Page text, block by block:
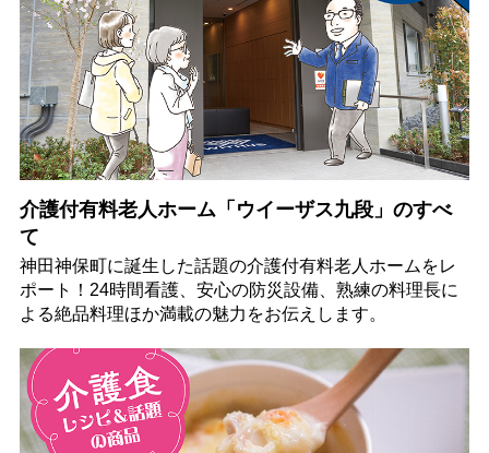
介護付有料老人ホーム「ウイーザス九段」のすべ
て
神田神保町に誕生した話題の介護付有料老人ホームをレ
ポート！24時間看護、安心の防災設備、熟練の料理長に
よる絶品料理ほか満載の魅力をお伝えします。